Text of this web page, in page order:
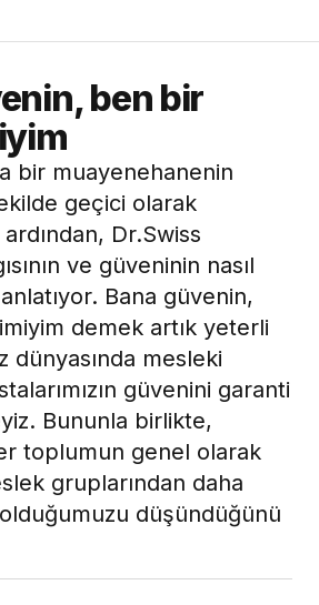
ben bir
bir muayenehanenin
geçici olarak
ardından, Dr.Swiss
ve güveninin nasıl
Bana güvenin,
demek artık yeterli
dünyasında mesleki
güvenini garanti
Bununla birlikte,
toplumun genel olarak
gruplarından daha
düşündüğünü